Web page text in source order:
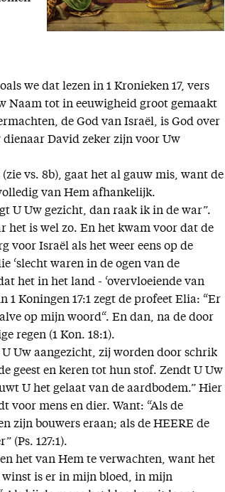
we dat lezen in 1 Kronieken 17, vers
Naam tot in eeuwigheid groot gemaakt
de God van Israël, is God over
David zeker zijn voor Uw
vs. 8b), gaat het al gauw mis, want de
van Hem afhankelijk.
U Uw gezicht, dan raak ik in de war”.
het is wel zo. En het kwam voor dat de
voor Israël als het weer eens op de
‘slecht waren in de ogen van de
het in het land - ‘overvloeiende van
Koningen 17:1 zegt de profeet Elia: “Er
op mijn woord“. En dan, na de door
regen (1 Kon. 18:1).
Uw aangezicht, zij worden door schrik
geest en keren tot hun stof. Zendt U Uw
U het gelaat van de aardbodem.” Hier
voor mens en dier. Want: “Als de
zijn bouwers eraan; als de HEERE de
(Ps. 127:1).
het van Hem te verwachten, want het
winst is er in mijn bloed, in mijn